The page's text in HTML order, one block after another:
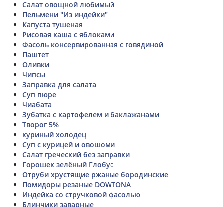
Салат овощной любимый
Пельмени "Из индейки"
Капуста тушеная
Рисовая каша с яблоками
Фасоль консервированная с говядиной
Паштет
Оливки
Чипсы
Заправка для салата
Суп пюре
Чиабата
Зубатка с картофелем и баклажанами
Творог 5%
куриный холодец
Суп с курицей и овошоми
Салат греческий без заправки
Горошек зелёный Глобус
Отруби хрустящие ржаные бородинские
Помидоры резаные DOWTONA
Индейка со стручковой фасолью
Блинчики заварные